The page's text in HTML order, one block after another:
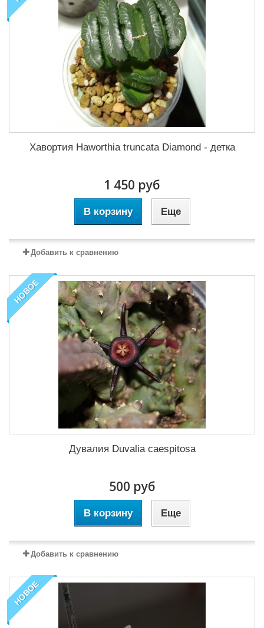
Хавортия Haworthia truncata Diamond - детка
1 450 руб
В корзину Еще
Добавить к сравнению
НОВОЕ
Дувалия Duvalia caespitosa
500 руб
В корзину Еще
Добавить к сравнению
НОВОЕ